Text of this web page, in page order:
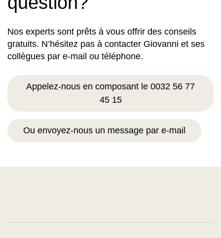
Nos experts sont prêts à vous offrir des conseils
gratuits. N’hésitez pas à contacter Giovanni et ses
collègues par e-mail ou téléphone.
Appelez-nous en composant le 0032 56 77
45 15
Ou envoyez-nous un message par e-mail